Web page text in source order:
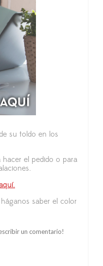
su toldo en los
hacer el pedido o para
saber el color
un comentario!